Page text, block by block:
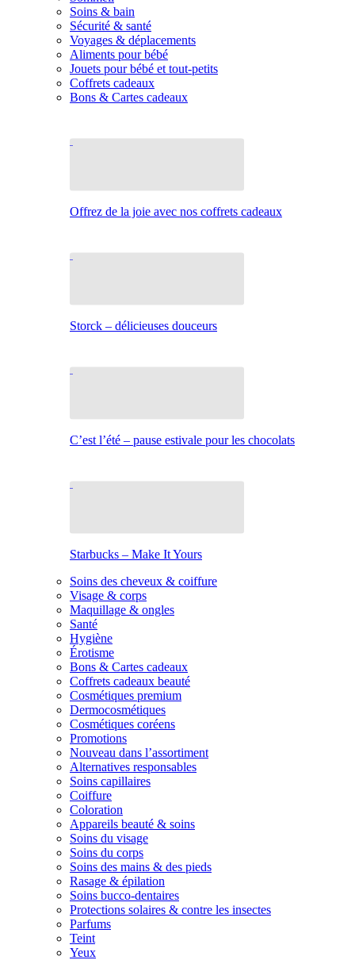
Soins & bain
Sécurité & santé
Voyages & déplacements
Aliments pour bébé
Jouets pour bébé et tout-petits
Coffrets cadeaux
Bons & Cartes cadeaux
Offrez de la joie avec nos coffrets cadeaux
Storck – délicieuses douceurs
C’est l’été – pause estivale pour les chocolats
Starbucks – Make It Yours
Soins des cheveux & coiffure
Visage & corps
Maquillage & ongles
Santé
Hygiène
Érotisme
Bons & Cartes cadeaux
Coffrets cadeaux beauté
Cosmétiques premium
Dermocosmétiques
Cosmétiques coréens
Promotions
Nouveau dans l’assortiment
Alternatives responsables
Soins capillaires
Coiffure
Coloration
Appareils beauté & soins
Soins du visage
Soins du corps
Soins des mains & des pieds
Rasage & épilation
Soins bucco-dentaires
Protections solaires & contre les insectes
Parfums
Teint
Yeux